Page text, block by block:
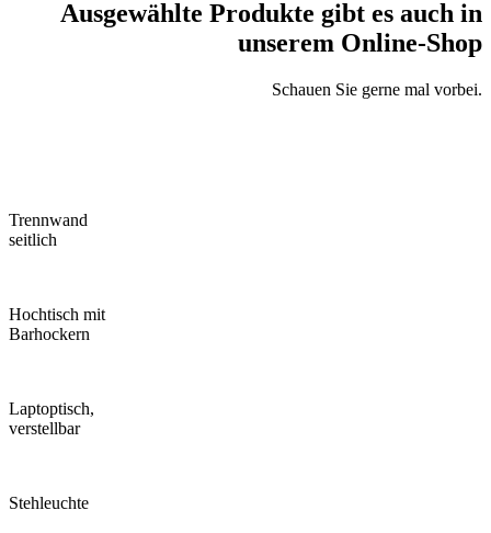
Ausgewählte Produkte gibt es auch in
unserem Online-Shop
Schauen Sie gerne mal vorbei.
Trennwand
seitlich
Hochtisch mit
Barhockern
Laptoptisch,
verstellbar
Stehleuchte